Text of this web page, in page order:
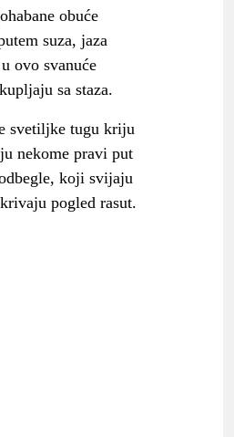
obuće
suza, jaza
ovo svanuće
sa staza.
svetiljke tugu kriju
nekome pravi put
koji svijaju
pogled rasut.